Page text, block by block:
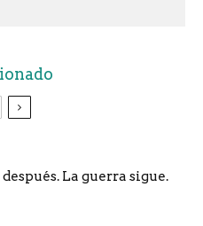
La guerra sigue.